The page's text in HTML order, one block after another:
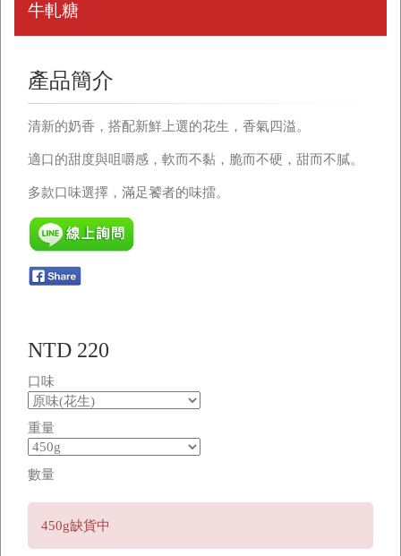
牛軋糖
產品簡介
清新的奶香，搭配新鮮上選的花生，香氣四溢。
適口的甜度與咀嚼感，軟而不黏，脆而不硬，甜而不膩。
多款口味選擇，滿足饕者的味擂。
NTD 220
口味
重量
數量
450g缺貨中